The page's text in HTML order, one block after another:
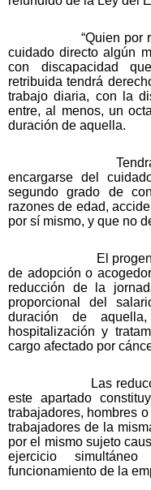
“Quien por
cuidado directo algún
con discapacidad
retribuida tendrá
trabajo diaria, con la
entre, al menos, un
duración de aquella.
Tendrá el
encargarse del
segundo grado de
razones de edad,
por sí mismo, y que no
El progenitor,
de adopción o
reducción de la
proporcional del
duración de
hospitalización y
cargo afectado por
Las
este apartado
trabajadores, hombres
trabajadores de la
por el mismo sujeto
ejercicio
funcionamiento de la